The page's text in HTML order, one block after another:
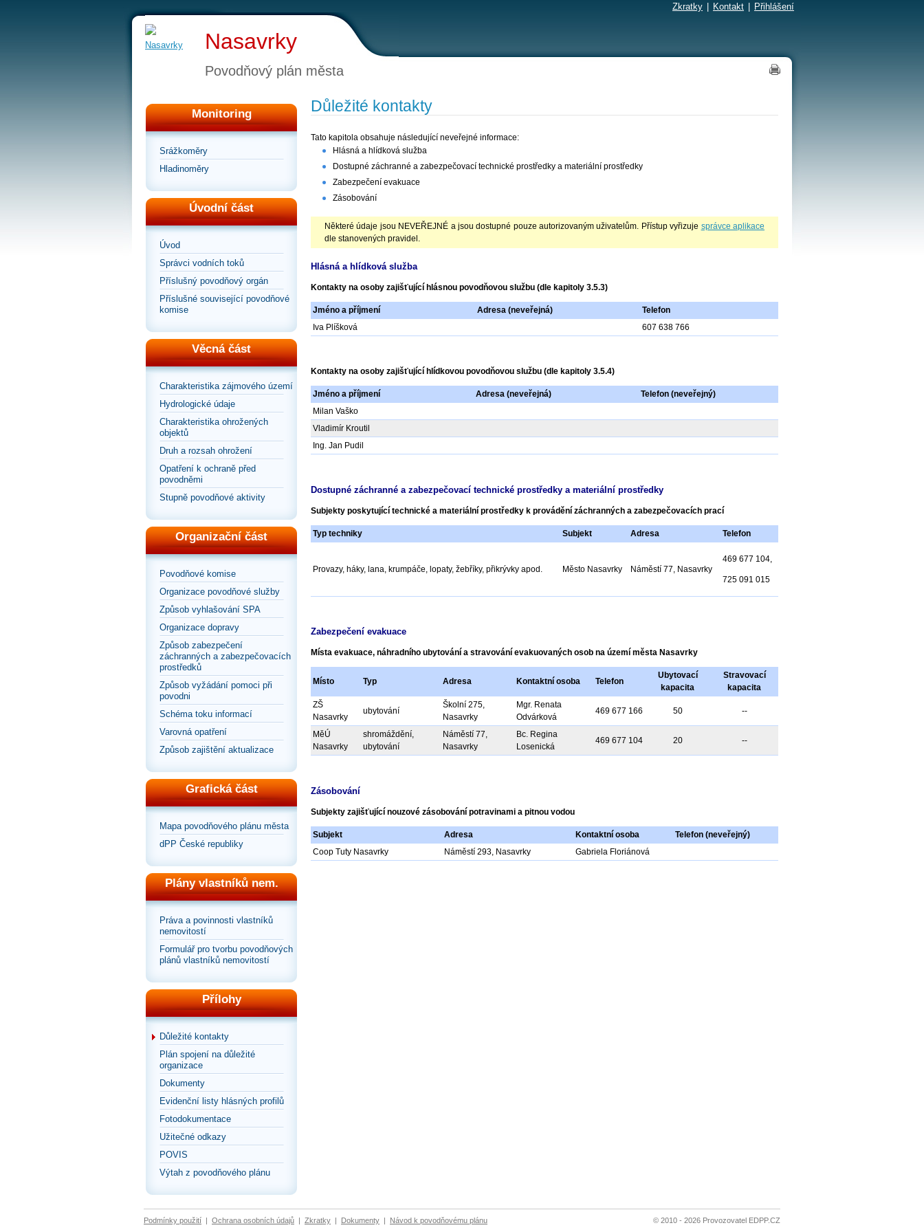
Zkratky Kontakt Přihlášení
Nasavrky
Povodňový plán města
Monitoring
Srážkoměry
Hladinoměry
Úvodní část
Úvod
Správci vodních toků
Příslušný povodňový orgán
Příslušné související povodňové
komise
Věcná část
Charakteristika zájmového území
Hydrologické údaje
Charakteristika ohrožených
objektů
Druh a rozsah ohrožení
Opatření k ochraně před
povodněmi
Stupně povodňové aktivity
Organizační část
Povodňové komise
Organizace povodňové služby
Způsob vyhlašování SPA
Organizace dopravy
Způsob zabezpečení
záchranných a zabezpečovacích
prostředků
Způsob vyžádání pomoci při
povodni
Schéma toku informací
Varovná opatření
Způsob zajištění aktualizace
Grafická část
Mapa povodňového plánu města
dPP České republiky
Plány vlastníků nem.
Práva a povinnosti vlastníků
nemovitostí
Formulář pro tvorbu povodňových
plánů vlastníků nemovitostí
Přílohy
Důležité kontakty
Plán spojení na důležité
organizace
Dokumenty
Evidenční listy hlásných profilů
Fotodokumentace
Užitečné odkazy
POVIS
Výtah z povodňového plánu
Důležité kontakty
Tato kapitola obsahuje následující neveřejné informace:
Hlásná a hlídková služba
Dostupné záchranné a zabezpečovací technické prostředky a materiální prostředky
Zabezpečení evakuace
Zásobování
Některé údaje jsou NEVEŘEJNÉ a jsou dostupné pouze autorizovaným uživatelům. Přístup vyřizuje správce aplikace
dle stanovených pravidel.
Hlásná a hlídková služba
Kontakty na osoby zajišťující hlásnou povodňovou službu (dle kapitoly 3.5.3)
Jméno a příjmení Adresa (neveřejná)
Telefon
Iva Plíšková
607 638 766
Kontakty na osoby zajišťující hlídkovou povodňovou službu (dle kapitoly 3.5.4)
Jméno a příjmení Adresa (neveřejná) Telefon (neveřejný)
Milan Vaško
Vladimír Kroutil
Ing. Jan Pudil
Dostupné záchranné a zabezpečovací technické prostředky a materiální prostředky
Subjekty poskytující technické a materiální prostředky k provádění záchranných a zabezpečovacích prací
Typ techniky Subjekt Adresa Telefon
Provazy, háky, lana, krumpáče, lopaty, žebříky, přikrývky apod. Město Nasavrky Náměstí 77, Nasavrky
469 677 104,
725 091 015
Zabezpečení evakuace
Místa evakuace, náhradního ubytování a stravování evakuovaných osob na území města Nasavrky
Místo Typ Adresa Kontaktní osoba Telefon
Ubytovací
kapacita
Stravovací
kapacita
ZŠ
Nasavrky
ubytování
Školní 275,
Nasavrky
Mgr. Renata
Odvárková
469 677 166 50 --
MěÚ
Nasavrky
shromáždění,
ubytování
Náměstí 77,
Nasavrky
Bc. Regina
Losenická
469 677 104 20 --
Zásobování
Subjekty zajišťující nouzové zásobování potravinami a pitnou vodou
Subjekt Adresa Kontaktní osoba
Telefon (neveřejný)
Coop Tuty Nasavrky
Náměstí 293, Nasavrky Gabriela Floriánová
Podmínky použití | Ochrana osobních údajů | Zkratky | Dokumenty | Návod k povodňovému plánu © 2010 - 2026 Provozovatel EDPP.CZ